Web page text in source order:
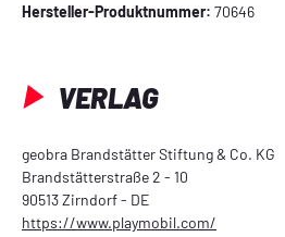
Hersteller-Produktnummer: 70646
VERLAG
geobra Brandstätter Stiftung & Co. KG
Brandstätterstraße 2 - 10
90513 Zirndorf - DE
https://www.playmobil.com/